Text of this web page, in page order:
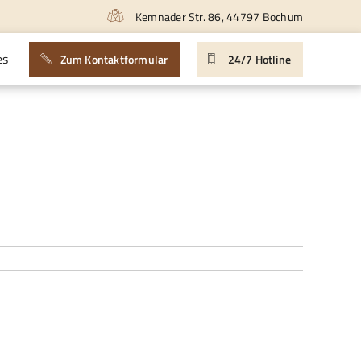
Kemnader Str. 86, 44797 Bochum
Zum Kontaktformular 24/7 Hotline